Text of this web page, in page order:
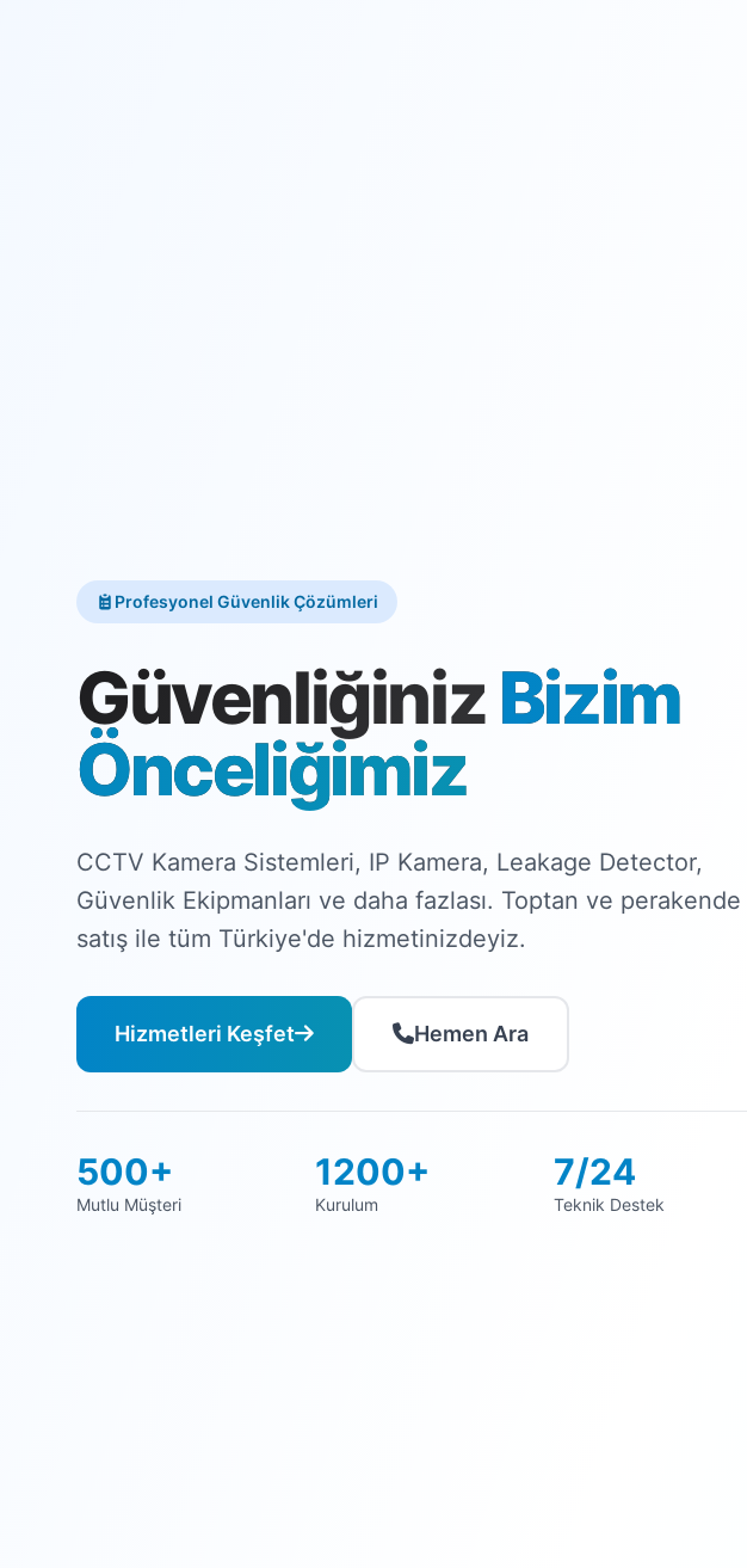
Profesyonel Güvenlik Çözümleri
GüvenliğinizBizim
Önceliğimiz
CCTV Kamera Sistemleri, IP Kamera, Leakage Detector,
Güvenlik Ekipmanları ve daha fazlası. Toptan ve perakende
satış ile tüm Türkiye'de hizmetinizdeyiz.
Hizmetleri Keşfet Hemen Ara
500+
Mutlu Müşteri
1200+
Kurulum
7/24
Teknik Destek